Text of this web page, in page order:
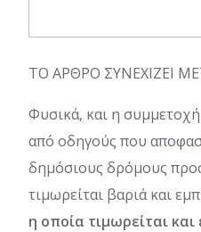
ΤΟ ΑΡΘΡΟ ΣΥΝΕΧΙΖΕΙ
Φυσικά, και η
από οδηγούς που
δημόσιους δρόμους
τιμωρείται βαριά και
η οποία τιμωρείται